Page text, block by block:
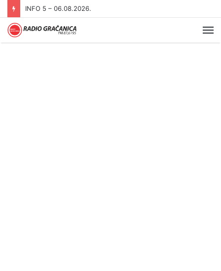
INFO 5 – 05.08.2026